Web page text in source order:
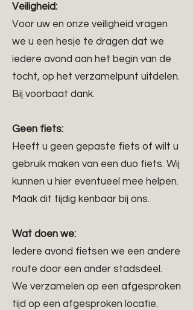
Veiligheid:
Voor uw en onze veiligheid vragen
we u een hesje te dragen dat we
iedere avond aan het begin van de
tocht, op het verzamelpunt uitdelen.
Bij voorbaat dank.
Geen fiets:
Heeft u geen gepaste fiets of wilt u
gebruik maken van een duo fiets. Wij
kunnen u hier eventueel mee helpen.
Maak dit tijdig kenbaar bij ons.
Wat doen we:
Iedere avond fietsen we een andere
route door een ander stadsdeel.
We verzamelen op een afgesproken
tijd op een afgesproken locatie.